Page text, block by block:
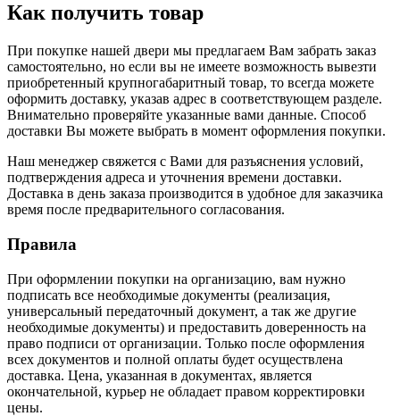
Как получить товар
При покупке нашей двери мы предлагаем Вам забрать заказ
самостоятельно, но если вы не имеете возможность вывезти
приобретенный крупногабаритный товар, то всегда можете
оформить доставку, указав адрес в соответствующем разделе.
Внимательно проверяйте указанные вами данные. Способ
доставки Вы можете выбрать в момент оформления покупки.
Наш менеджер свяжется с Вами для разъяснения условий,
подтверждения адреса и уточнения времени доставки.
Доставка в день заказа производится в удобное для заказчика
время после предварительного согласования.
Правила
При оформлении покупки на организацию, вам нужно
подписать все необходимые документы (реализация,
универсальный передаточный документ, а так же другие
необходимые документы) и предоставить доверенность на
право подписи от организации. Только после оформления
всех документов и полной оплаты будет осуществлена
доставка. Цена, указанная в документах, является
окончательной, курьер не обладает правом корректировки
цены.